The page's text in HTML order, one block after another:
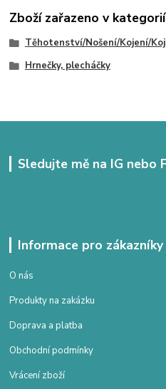
Zboží zařazeno v
Těhotenství/Nošení/Kojení/
Hrnečky, plecháčky
Sledujte mě na IG nebo
Informace pro zákazníky
O nás
Produkty na zakázku
Doprava a platba
Obchodní podmínky
Vrácení zboží